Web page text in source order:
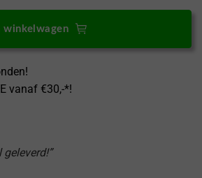
winkelwagen
vanaf €30,-*!